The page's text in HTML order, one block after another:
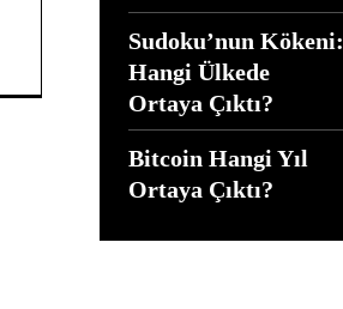
Sudoku’nun Kökeni:
Hangi Ülkede
Ortaya Çıktı?
Bitcoin Hangi Yıl
Ortaya Çıktı?